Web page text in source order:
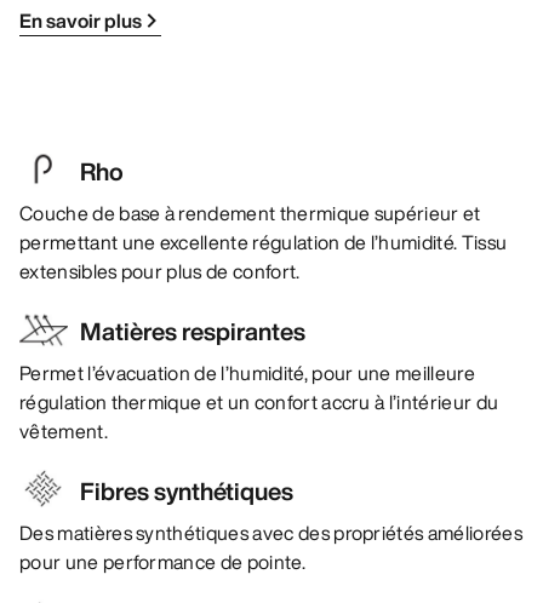
En savoir plus
Rho
Couche de base à rendement thermique supérieur et
permettant une excellente régulation de l’humidité. Tissu
extensibles pour plus de confort.
Matières respirantes
Permet l’évacuation de l’humidité, pour une meilleure
régulation thermique et un confort accru à l’intérieur du
vêtement.
Fibres synthétiques
Des matières synthétiques avec des propriétés améliorées
pour une performance de pointe.